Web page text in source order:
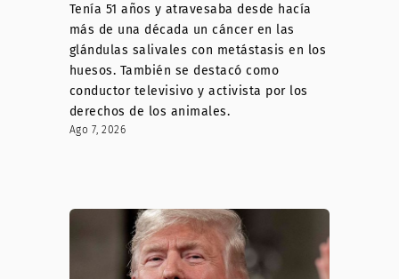
Tenía 51 años y atravesaba desde hacía
más de una década un cáncer en las
glándulas salivales con metástasis en los
huesos. También se destacó como
conductor televisivo y activista por los
derechos de los animales.
Ago 7, 2026